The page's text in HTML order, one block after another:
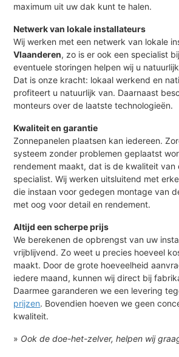
maximum uit uw dak kunt te halen.
Netwerk van lokale installateurs
Wij werken met een netwerk van lokale
Vlaanderen, zo is er ook een specialist
eventuele storingen helpen wij u
Dat is onze kracht: lokaal werkend en
profiteert u natuurlijk van. Daarnaast
monteurs over de laatste technologieën.
Kwaliteit en garantie
Zonnepanelen plaatsen kan iedereen.
systeem zonder problemen geplaatst
rendement maakt, dat is de kwaliteit van
specialist. Wij werken uitsluitend met
die instaan voor gedegen montage van
met oog voor detail en rendement.
Altijd een scherpe prijs
We berekenen de opbrengst van uw
vrijblijvend. Zo weet u precies hoeveel
maakt. Door de grote hoeveelheid
iedere maand, kunnen wij direct bij
Daarmee garanderen we een levering
prijzen. Bovendien hoeven we geen
kwaliteit.
» Ook de doe-het-zelver, helpen wij